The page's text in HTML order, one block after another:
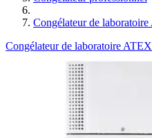
Congélateur de
Congélateur de laboratoire